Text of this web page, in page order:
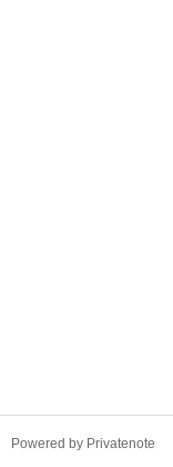
Powered by Privatenote
TistoryWhaleSkin3.4